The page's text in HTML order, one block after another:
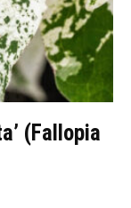
(Fallopia